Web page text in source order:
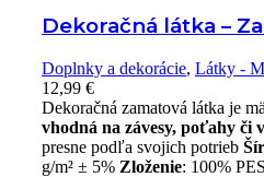
Dekoračná látka –
Doplnky a dekorácie, Látky -
12,99 €
Dekoračná zamatová látka je
vhodná na závesy, poťahy či
presne podľa svojich potrieb
g/m² ± 5% Zloženie: 100%